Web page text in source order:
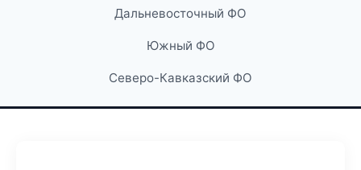
Дальневосточный ФО
Южный ФО
Северо-Кавказский ФО